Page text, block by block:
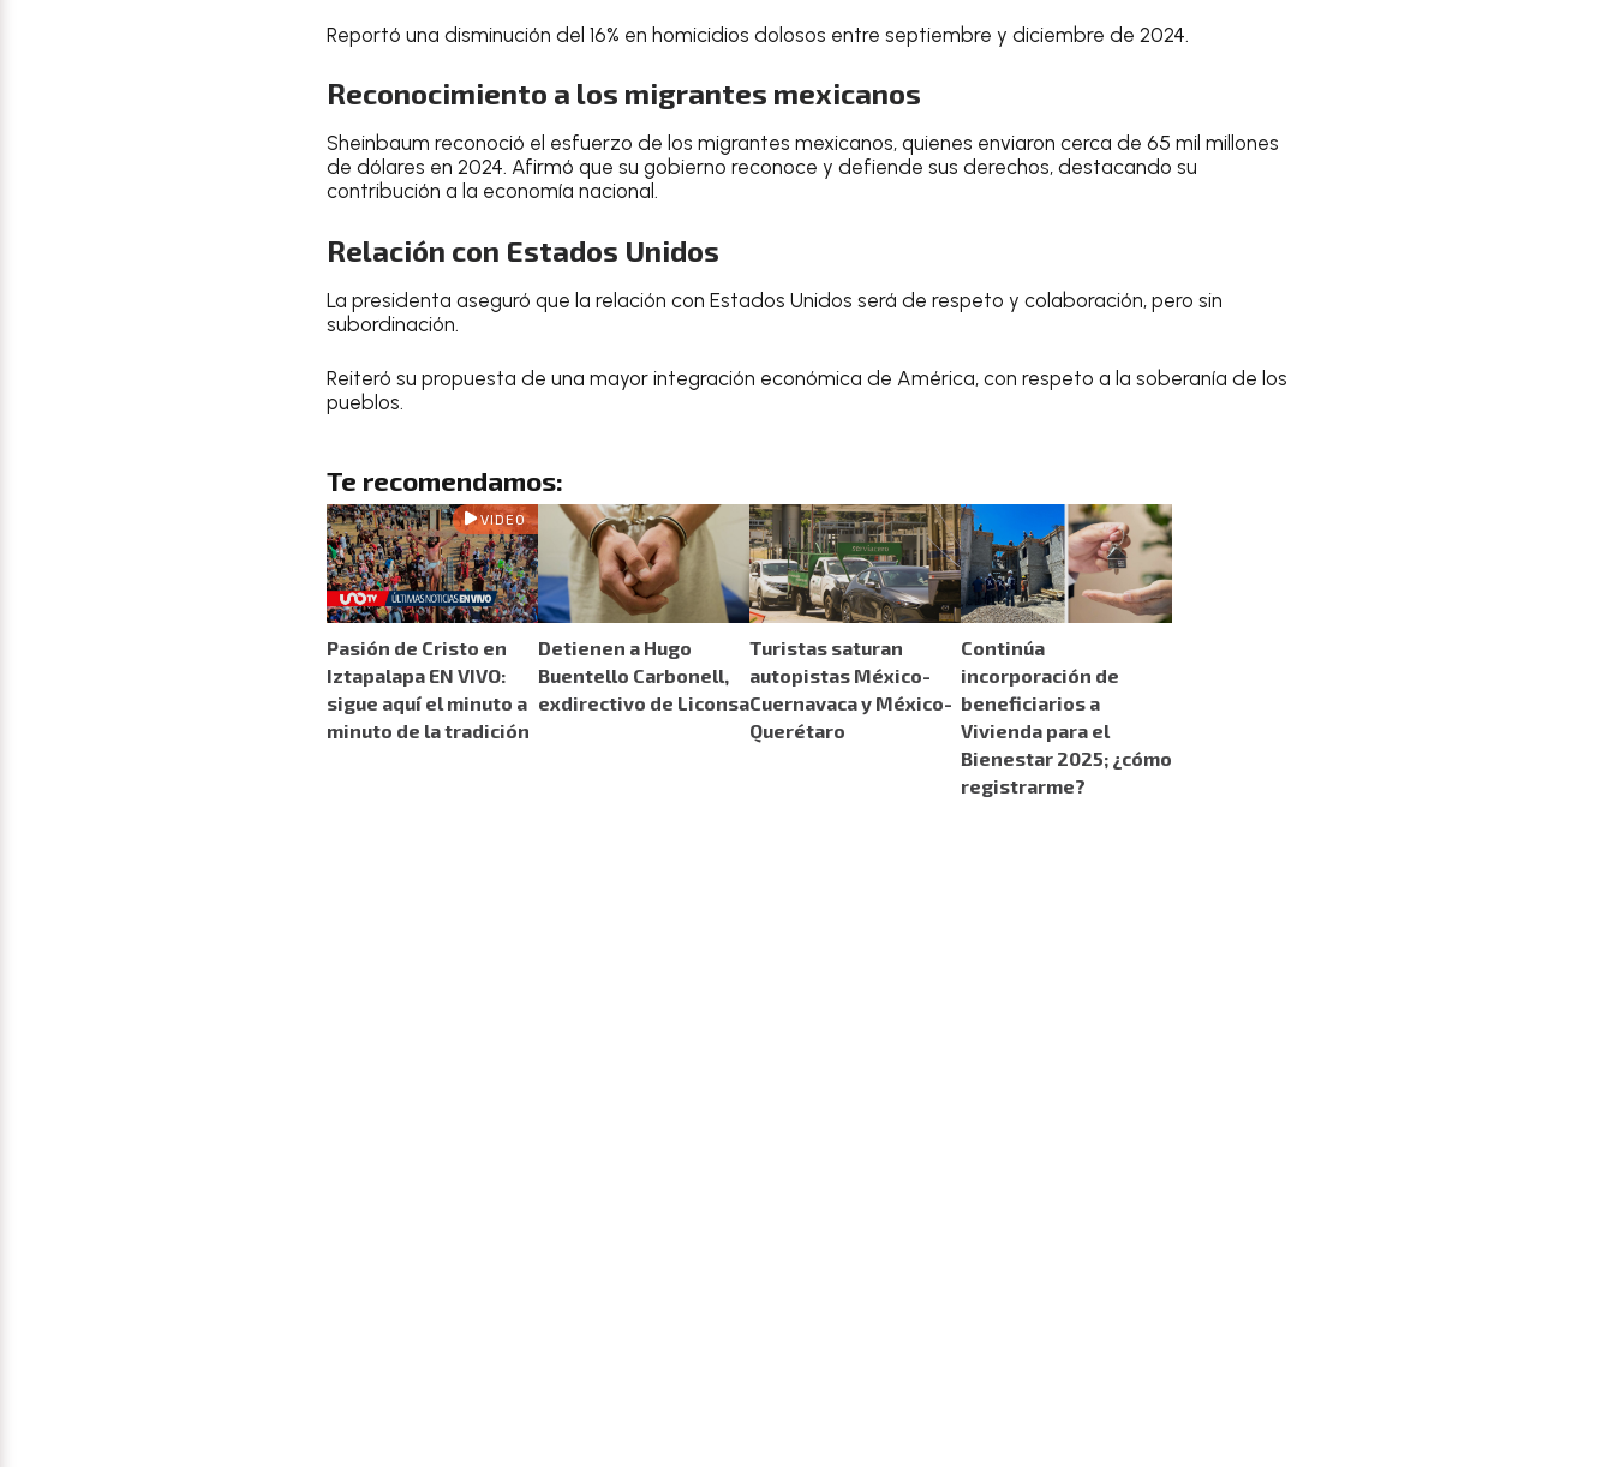
Reportó una disminución del 16% en homicidios dolosos entre septiembre y diciembre de 2024.
Reconocimiento a los migrantes mexicanos
Sheinbaum reconoció el esfuerzo de los migrantes mexicanos, quienes enviaron cerca de 65 mil millones
de dólares en 2024. Afirmó que su gobierno reconoce y defiende sus derechos, destacando su
contribución a la economía nacional.
Relación con Estados Unidos
La presidenta aseguró que la relación con Estados Unidos será de respeto y colaboración, pero sin
subordinación.
Reiteró su propuesta de una mayor integración económica de América, con respeto a la soberanía de los
pueblos.
Te recomendamos:
VIDEO
Pasión de Cristo en
Iztapalapa EN VIVO:
sigue aquí el minuto a
minuto de la tradición
Detienen a Hugo
Buentello Carbonell,
exdirectivo de Liconsa
Turistas saturan
autopistas México-
Cuernavaca y México-
Querétaro
Continúa
incorporación de
beneficiarios a
Vivienda para el
Bienestar 2025; ¿cómo
registrarme?